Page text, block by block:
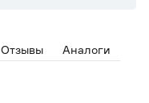
Отзывы Аналоги